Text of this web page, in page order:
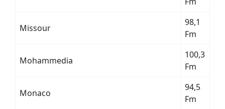
Missour
98,1
Fm
Mohammedia
100,3
Fm
Monaco
94,5
Fm